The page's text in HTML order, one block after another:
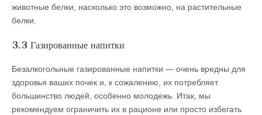
животные белки, насколько это возможно, на растительные
белки.
3.3 Газированные напитки
Безалкогольные газированные напитки — очень вредны для
здоровья ваших почек и, к сожалению, их потребляет
большинство людей, особенно молодежь. Итак, мы
рекомендуем ограничить их в рационе или просто избегать